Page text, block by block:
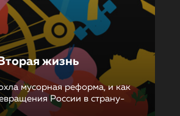
жизнь
мусорная реформа, и как
России в страну-